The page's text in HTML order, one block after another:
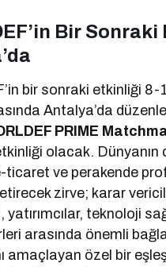
Bir
bir sonraki etkinliği 8-
Antalya’da
PRIME
olacak. Dünyanın
ticaret ve perakende
zirve; karar
teknoloji
arasında önemli
amaçlayan özel bir